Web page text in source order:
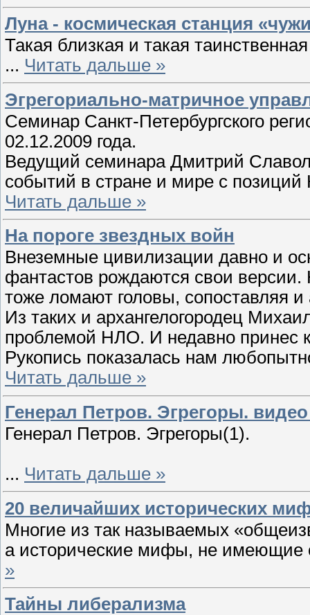
Луна - космическая станция
Такая близкая и такая
... Читать дальше »
Эгрегориально-матричное
Семинар Санкт-Петербургского
02.12.2009 года.
Ведущий семинара Дмитрий
событий в стране и мире с
Читать дальше »
На пороге звездных войн
Внеземные цивилизации давно и
фантастов рождаются свои
тоже ломают головы, сопоставляя
Из таких и архангелогородец
проблемой НЛО. И недавно принес
Рукопись показалась нам
Читать дальше »
Генерал Петров. Эгрегоры. видео
Генерал Петров. Эгрегоры(1).
... Читать дальше »
20 величайших исторических
Многие из так называемых
а исторические мифы, не имеющие
»
Тайны либерализма